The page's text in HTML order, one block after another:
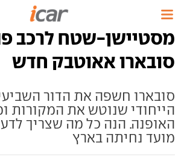
מסטיישן-שטח לרכב
סובארו אאוטבק חדש
סובארו חשפה את הדור
הייחודי שנוטש את המקורות
האופנה. הנה כל מה שצריך
מועד נחיתה בארץ